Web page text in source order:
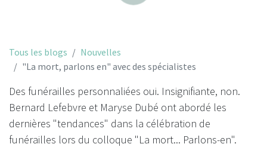
Tous les blogs
Nouvelles
"La mort, parlons en" avec des spécialistes
Des funérailles personnaliées oui. Insignifiante, non.
Bernard Lefebvre et Maryse Dubé ont abordé les
dernières "tendances" dans la célébration de
funérailles lors du colloque "La mort... Parlons-en".